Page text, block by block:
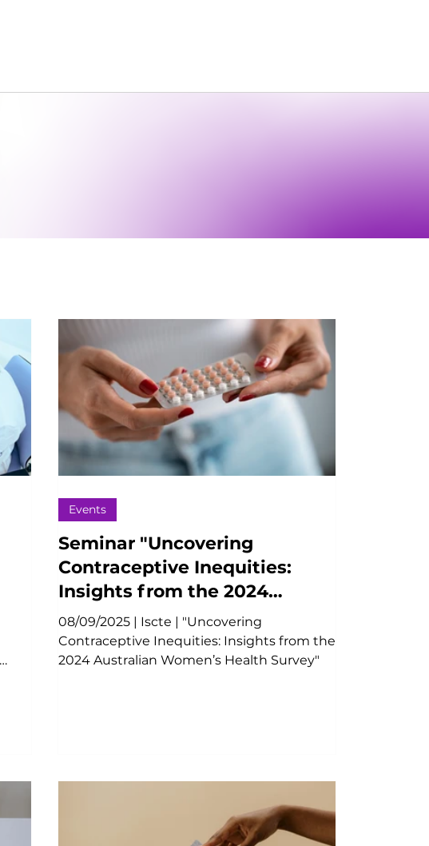
Seminar "Uncovering
Contraceptive Inequities:
Insights from the 2024
Australian Women’s Health
Survey"
08/09/2025 | Iscte | "Uncovering
Contraceptive Inequities: Insights from the
2024 Australian Women’s Health Survey"
Events